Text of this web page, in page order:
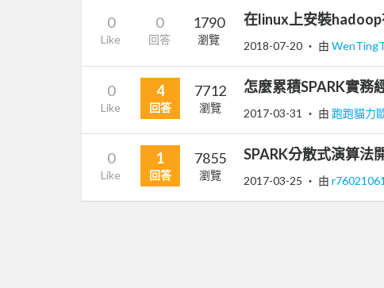
0
Like
0
回答
1790
瀏覽
在linux上安裝
2018-07-20 ‧ 由
0
Like
4
回答
7712
瀏覽
怎麼累積SPARK實務
2017-03-31 ‧ 由 跑跑貓力
0
Like
1
回答
7855
瀏覽
SPARK分散式演算法
2017-03-25 ‧ 由 r76021061